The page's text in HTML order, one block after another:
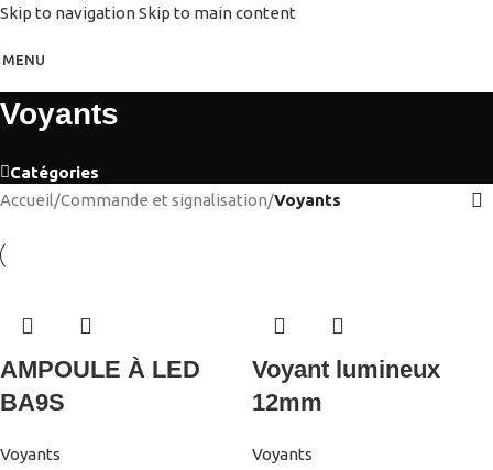
Skip to navigationSkip to main content
MENU
Voyants
Catégories
Accueil/Commande et signalisation/Voyants
AMPOULE À LED
BA9S
Voyants
Voyant lumineux
12mm
Voyants